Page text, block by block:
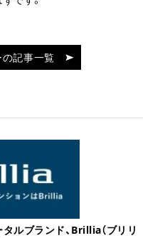
記事一覧
ルブランド、Brillia（ブリリ